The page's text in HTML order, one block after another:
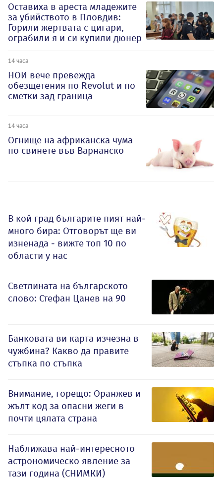
Оставиха в ареста младежите
за убийството в Пловдив:
Горили жертвата с цигари,
ограбили я и си купили дюнер
14 часа
НОИ вече превежда
обезщетения по Revolut и по
сметки зад граница
14 часа
Огнище на африканска чума
по свинете във Варнанско
В кой град българите пият най-
много бира: Отговорът ще ви
изненада - вижте топ 10 по
области у нас
Светлината на българското
слово: Стефан Цанев на 90
Банковата ви карта изчезна в
чужбина? Какво да правите
стъпка по стъпка
Внимание, горещо: Оранжев и
жълт код за опасни жеги в
почти цялата страна
Наближава най-интересното
астрономическо явление за
тази година (СНИМКИ)